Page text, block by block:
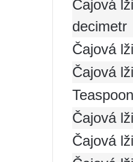
Čajová
decimetr
Čajová
Čajová
Čajová
Čajová